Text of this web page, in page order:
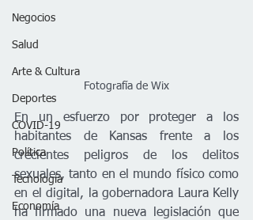
Negocios
Salud
Arte & Cultura
Deportes
COVID-19
Política
Tecnología
Economía
Fotografía de Wix
En un esfuerzo por proteger a los
habitantes de Kansas frente a los
crecientes peligros de los delitos
sexuales, tanto en el mundo físico como
en el digital, la gobernadora Laura Kelly
ha firmado una nueva legislación que